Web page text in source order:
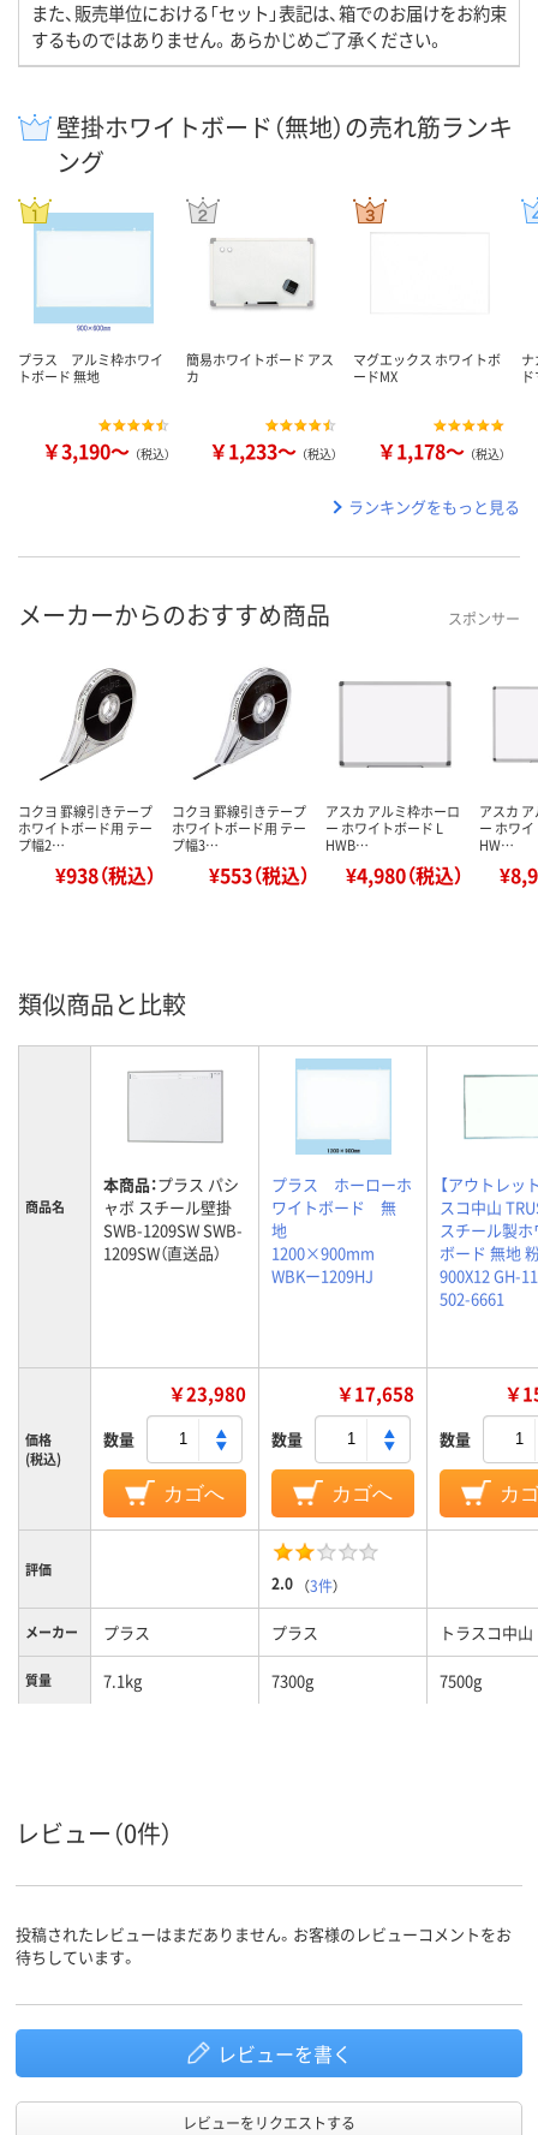
また、販売単位における「セット」表記は、箱でのお届けをお約束
するものではありません。あらかじめご了承ください。
壁掛ホワイトボード（無地）の売れ筋ランキ
ング
プラス アルミ枠ホワイ
トボード 無地
￥3,190～ （税込）
簡易ホワイトボード アス
カ
￥1,233～ （税込）
マグエックス ホワイトボ
ードMX
￥1,178～ （税込）
ランキングをもっと見る
メーカーからのおすすめ商品 スポンサー
コクヨ 罫線引きテープ
ホワイトボード用 テー
プ幅2…
¥938（税込）
コクヨ 罫線引きテープ
ホワイトボード用 テー
プ幅3…
¥553（税込）
アスカ アルミ枠ホーロ
ー ホワイトボード L
HWB…
¥4,980（税込）
アスカ
ー ホワ
HW…
類似商品と比較
商品名
本商品：プラス パシ
ャボ スチール壁掛
SWB-1209SW SWB-
1209SW（直送品）
プラス ホーローホ
ワイトボード 無
地
1200×900mm
WBKー1209HJ
【アウトレッ
スコ中山
スチール製
ボード 無地
900X12 GH-
502-6661
価格
(税込)
￥23,980
数量
カゴへ
￥17,658
数量
カゴへ
￥
数量
カ
評価
2.0 （3件）
メーカー プラス プラス トラスコ中山
質量 7.1kg 7300g 7500g
レビュー（0件）
投稿されたレビューはまだありません。お客様のレビューコメントをお
待ちしています。
レビューを書く
レビューをリクエストする